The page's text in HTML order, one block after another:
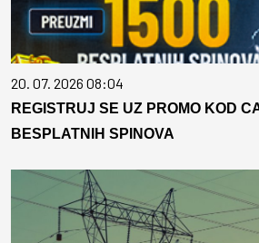
20. 07. 2026 08:04
REGISTRUJ SE UZ PROMO KOD
BESPLATNIH SPINOVA